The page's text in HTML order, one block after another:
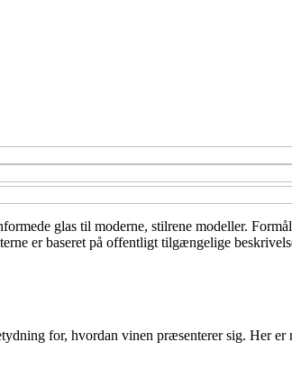
glas til moderne, stilrene modeller.
er baseret på offentligt tilgængelige
for, hvordan vinen præsenterer sig. Her